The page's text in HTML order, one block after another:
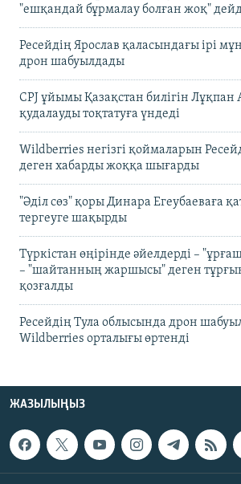
"ешқандай бұрмалау болған жоқ"
Ресейдің Ярослав қаласындағы ірі
дрон шабуылдады
CPJ ұйымы Қазақстан билігін
қудалауды тоқтатуға үндеді
Wildberries негізгі қоймаларын
деген хабарды жоққа шығарды
"Әділ сөз" қоры Динара Егеубаеваға
тергеуге шақырды
Түркістан өңірінде әйелдерді –
– "шайтанның жаршысы" деген тұрғын
қозғалды
Ресейдің Тула облысында дрон
Wildberries орталығы өртенді
ЖАЗЫЛЫҢЫЗ